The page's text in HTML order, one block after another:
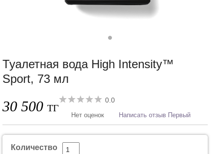
Туалетная вода High Intensity™
Sport, 73 мл
30 500 ТГ
0.0
Нет оценок Написать отзыв Первый
Количество